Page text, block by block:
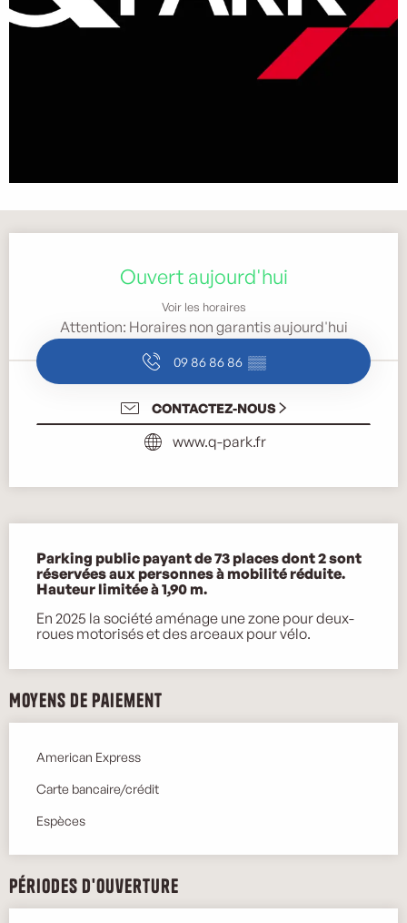
Ouvert aujourd'hui
Voir les horaires
Attention: Horaires non garantis aujourd'hui
09 86 86 86 ▒▒
CONTACTEZ-NOUS
www.q-park.fr
Parking public payant de 73 places dont 2 sont
réservées aux personnes à mobilité réduite.
Hauteur limitée à 1,90 m.
En 2025 la société aménage une zone pour deux-
roues motorisés et des arceaux pour vélo.
Moyens de paiement
American Express
Carte bancaire/crédit
Espèces
Périodes d'ouverture